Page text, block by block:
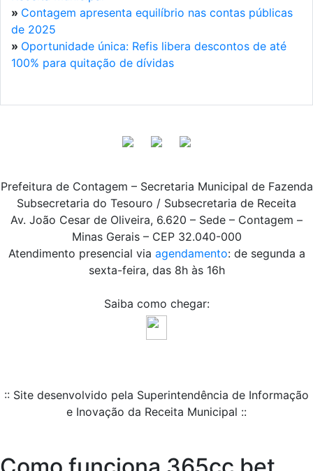
» Contagem apresenta equilíbrio nas contas públicas
de 2025
» Oportunidade única: Refis libera descontos de até
100% para quitação de dívidas
Prefeitura de Contagem – Secretaria Municipal de Fazenda
Subsecretaria do Tesouro / Subsecretaria de Receita
Av. João Cesar de Oliveira, 6.620 – Sede – Contagem –
Minas Gerais – CEP 32.040-000
Atendimento presencial via agendamento: de segunda a
sexta-feira, das 8h às 16h
Saiba como chegar:
:: Site desenvolvido pela Superintendência de Informação
e Inovação da Receita Municipal ::